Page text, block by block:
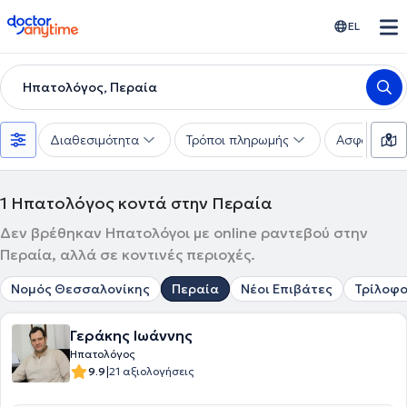
doctoranytime EL
Ηπατολόγος, Περαία
Διαθεσιμότητα Τρόποι πληρωμής
1 Ηπατολόγος κοντά στην Περαία
Δεν βρέθηκαν Ηπατολόγοι με online ραντεβού στην
Περαία, αλλά σε κοντινές περιοχές.
Νομός Θεσσαλονίκης Περαία Νέοι Επιβάτες
Γεράκης Ιωάννης
Ηπατολόγος
9.9|21 αξιολογήσεις